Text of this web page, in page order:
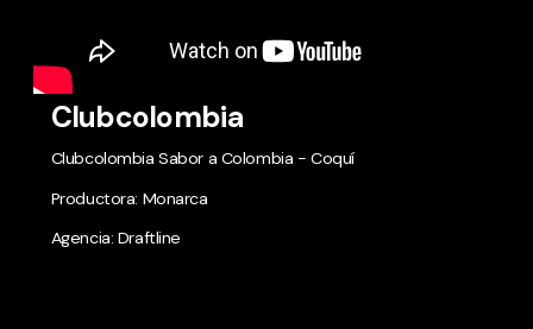
Clubcolombia
Clubcolombia Sabor a Colombia - Coquí
Productora: Monarca
Agencia: Draftline